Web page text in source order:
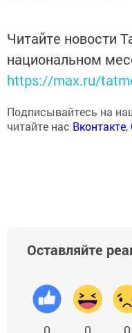
Читайте новости
национальном
https://max.ru/
Подписывайтесь на
читайте нас Вконтакте,
Оставляйте